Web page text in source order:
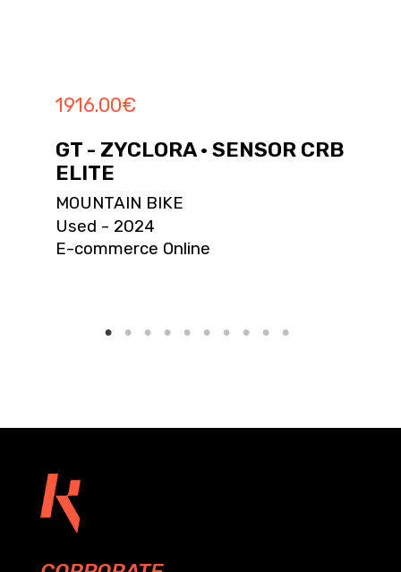
1916.00€
GT - ZYCLORA · SENSOR CRB
ELITE
MOUNTAIN BIKE
Used - 2024
E-commerce Online